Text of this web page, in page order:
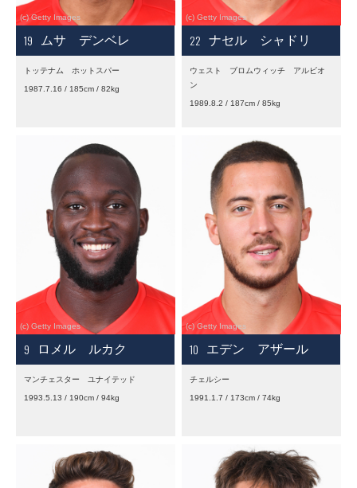
19 ムサ デンベレ
トッテナム ホットスパー
1987.7.16 / 185cm / 82kg
22 ナセル シャドリ
ウェスト ブロムウィッチ アルビオ
ン
1989.8.2 / 187cm / 85kg
9 ロメル ルカク
マンチェスター ユナイテッド
1993.5.13 / 190cm / 94kg
10 エデン アザール
チェルシー
1991.1.7 / 173cm / 74kg